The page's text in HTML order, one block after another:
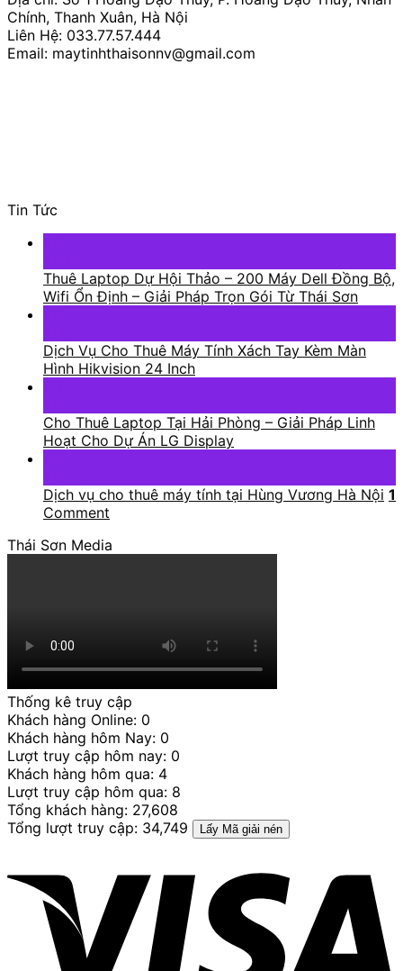
Chính, Thanh Xuân, Hà Nội
Liên Hệ: 033.77.57.444
Email: maytinhthaisonnv@gmail.com
Tin Tức
Thuê Laptop Dự Hội Thảo – 200 Máy Dell Đồng Bộ,
Wifi Ổn Định – Giải Pháp Trọn Gói Từ Thái Sơn
Dịch Vụ Cho Thuê Máy Tính Xách Tay Kèm Màn
Hình Hikvision 24 Inch
Cho Thuê Laptop Tại Hải Phòng – Giải Pháp Linh
Hoạt Cho Dự Án LG Display
Dịch vụ cho thuê máy tính tại Hùng Vương Hà Nội 1
Comment
Thái Sơn Media
Thống kê truy cập
Khách hàng Online: 0
Khách hàng hôm Nay: 0
Lượt truy cập hôm nay: 0
Khách hàng hôm qua: 4
Lượt truy cập hôm qua: 8
Tổng khách hàng: 27,608
Tổng lượt truy cập: 34,749
Lấy Mã giải nén